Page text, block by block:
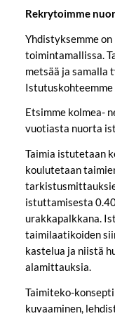
Rekrytoimme
Yhdistyksemme
toimintamallissa.
metsää ja samalla
Etsimme kolmea-
vuotiasta nuorta
Taimia istutetaan
koulutetaan
istuttamisesta
urakkapalkkana.
taimilaatikoiden
kastelua ja niistä
alamittauksia.
Taimiteko-
kuvaaminen,